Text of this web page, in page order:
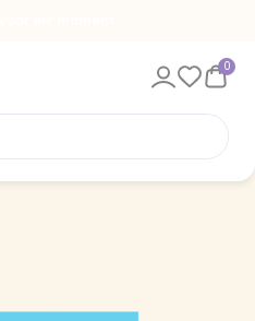
0